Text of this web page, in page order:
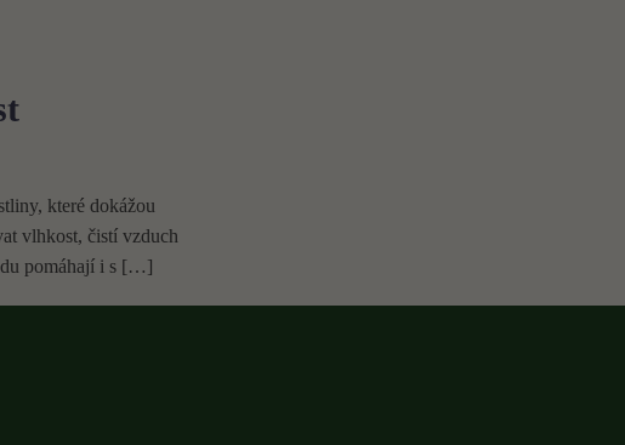
které dokážou
vlhkost, čistí vzduch
pomáhají i s […]